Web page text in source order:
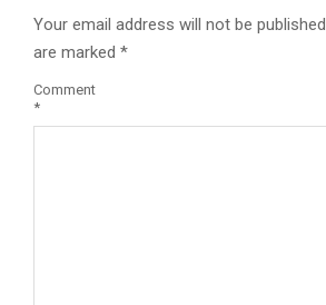
Your email address will not be published.
are marked *
Comment
*